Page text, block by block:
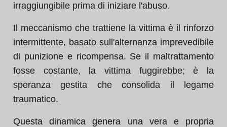
irraggiungibile prima di iniziare l'abuso.
Il meccanismo che trattiene la vittima è il rinforzo
intermittente, basato sull'alternanza imprevedibile
di punizione e ricompensa. Se il maltrattamento
fosse costante, la vittima fuggirebbe; è la
speranza gestita che consolida il legame
traumatico.
Questa dinamica genera una vera e propria